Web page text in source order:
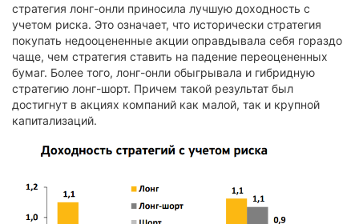
стратегия лонг-онли приносила лучшую доходность с
учетом риска. Это означает, что исторически стратегия
покупать недооцененные акции оправдывала себя гораздо
чаще, чем стратегия ставить на падение переоцененных
бумаг. Более того, лонг-онли обыгрывала и гибридную
стратегию лонг-шорт. Причем такой результат был
достигнут в акциях компаний как малой, так и крупной
капитализаций.